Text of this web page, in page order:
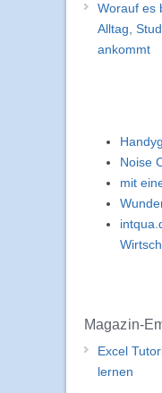
Worauf es
Alltag,
ankommt
Noise
mit
Magazin-
Excel
lernen